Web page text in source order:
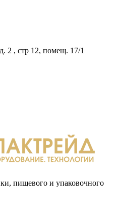
2 , стр 12, помещ. 17/1
пищевого и упаковочного